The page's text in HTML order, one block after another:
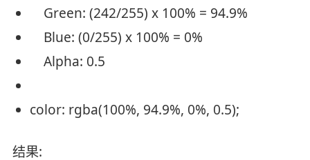
Green: (242/255) x 100% = 94.9%
Blue: (0/255) x 100% = 0%
Alpha: 0.5
color: rgba(100%, 94.9%, 0%, 0.5);
结果: